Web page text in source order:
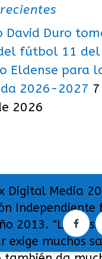
David Duro
fútbol 11 del
Eldense para
2026-2027
2026
Digital Media
Independiente
2013. "La
exige muchos